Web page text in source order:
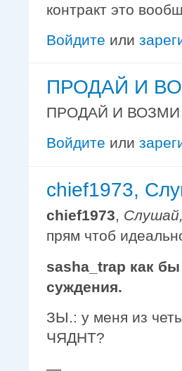
контракт это
Войдите или
ПРОДАЙ И
ПРОДАЙ И ВОЗМИ
Войдите или
chief1973,
chief1973,
прям чтоб
sasha_trap как
суждения.
ЗЫ.: у меня из
ЧЯДНТ?